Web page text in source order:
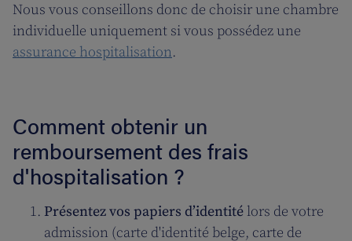
Nous vous conseillons donc de choisir une chambre
individuelle uniquement si vous possédez une
assurance hospitalisation.
Comment obtenir un
remboursement des frais
d'hospitalisation ?
Présentez vos papiers d’identitélors de votre
admission (carte d'identité belge, carte de